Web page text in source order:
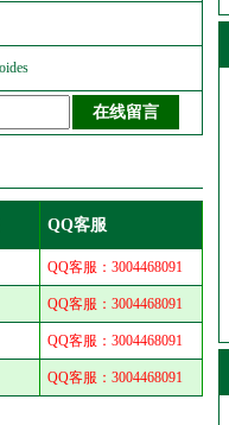
QQ客服
QQ客服：3004468091
QQ客服：3004468091
QQ客服：3004468091
QQ客服：3004468091